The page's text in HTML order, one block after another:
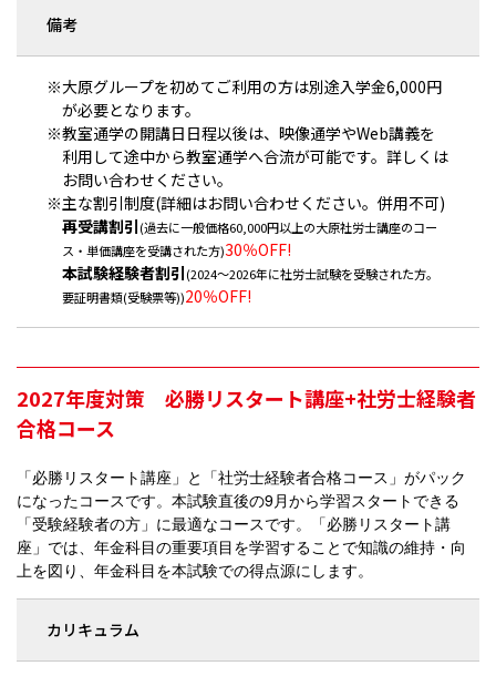
備考
※大原グループを初めてご利用の方は別途入学金6,000円
が必要となります。
※教室通学の開講日日程以後は、映像通学やWeb講義を
利用して途中から教室通学へ合流が可能です。詳しくは
お問い合わせください。
※主な割引制度(詳細はお問い合わせください。併用不可)
再受講割引(過去に一般価格60,000円以上の大原社労士講座のコー
ス・単価講座を受講された方)30％OFF!
本試験経験者割引(2024～2026年に社労士試験を受験された方。
要証明書類(受験票等))20％OFF!
2027年度対策 必勝リスタート講座+社労士経験者
合格コース
「必勝リスタート講座」と「社労士経験者合格コース」がパック
になったコースです。本試験直後の9月から学習スタートできる
「受験経験者の方」に最適なコースです。「必勝リスタート講
座」では、年金科目の重要項目を学習することで知識の維持・向
上を図り、年金科目を本試験での得点源にします。
カリキュラム